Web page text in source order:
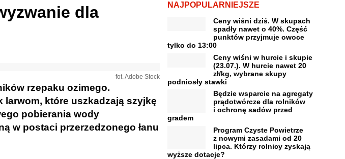
dla
fot. Adobe Stock
rzepaku ozimego.
larwom, które uszkadzają szyjkę
pobierania wody
w postaci przerzedzonego łanu
NAJPOPULARNIEJSZE
Ceny wiśni dziś. W skupach
spadły nawet o 40%. Część
punktów przyjmuje owoce
tylko do 13:00
Ceny wiśni w hurcie i skupie
(23.07.). W hurcie nawet 20
zł/kg, wybrane skupy
podniosły stawki
Będzie wsparcie na agregaty
prądotwórcze dla rolników
i ochronę sadów przed
gradem
Program Czyste Powietrze
z nowymi zasadami od 20
lipca. Którzy rolnicy zyskają
wyższe dotacje?